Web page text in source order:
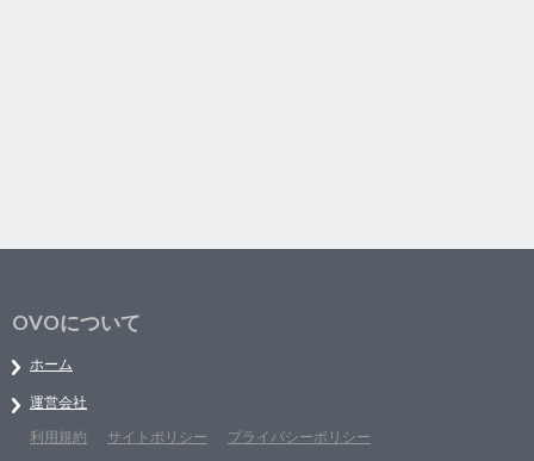
OVOについて
ホーム
運営会社
利用規約
サイトポリシー プライバシーポリシー